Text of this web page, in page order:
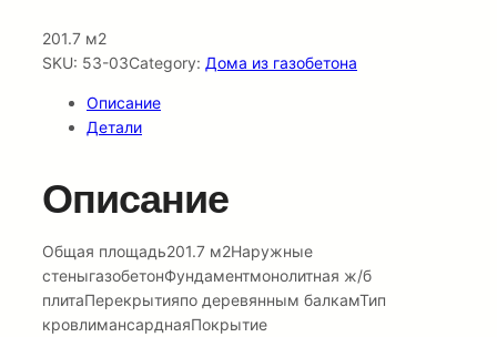
201.7 м2
SKU: 53-03Category: Дома из газобетона
Описание
Детали
Описание
Общая площадь201.7 м2Наружные
стеныгазобетонФундаментмонолитная ж/б
плитаПерекрытияпо деревянным балкамТип
кровлимансарднаяПокрытие